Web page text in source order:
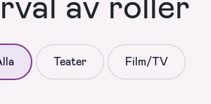
Teater Film/TV